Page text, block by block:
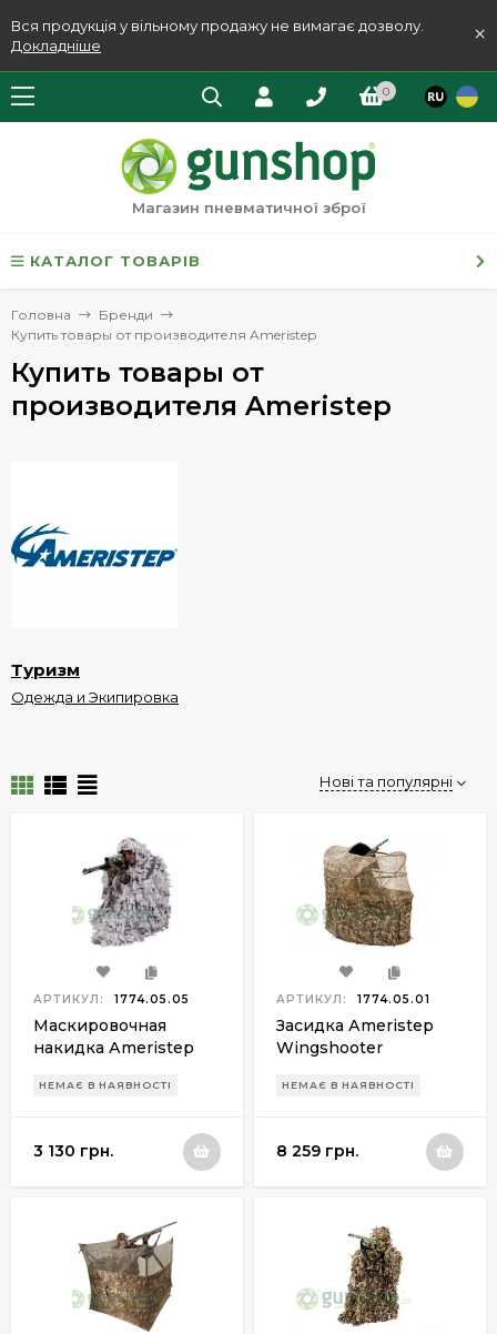
Вся продукція у вільному продажу не вимагає дозволу.
Докладніше
×
0
Магазин пневматичної зброї
КАТАЛОГ ТОВАРІВ
Головна
Бренди
Купить товары от производителя Ameristep
Купить товары от
производителя Ameristep
Туризм
Одежда и Экипировка
Нові та популярні
АРТИКУЛ: 1774.05.05
Маскировочная
накидка Аmeristep
НЕМАЄ В НАЯВНОСТІ
3 130 грн.
АРТИКУЛ: 1774.05.01
Засидка Аmeristep
Wingshooter
НЕМАЄ В НАЯВНОСТІ
8 259 грн.